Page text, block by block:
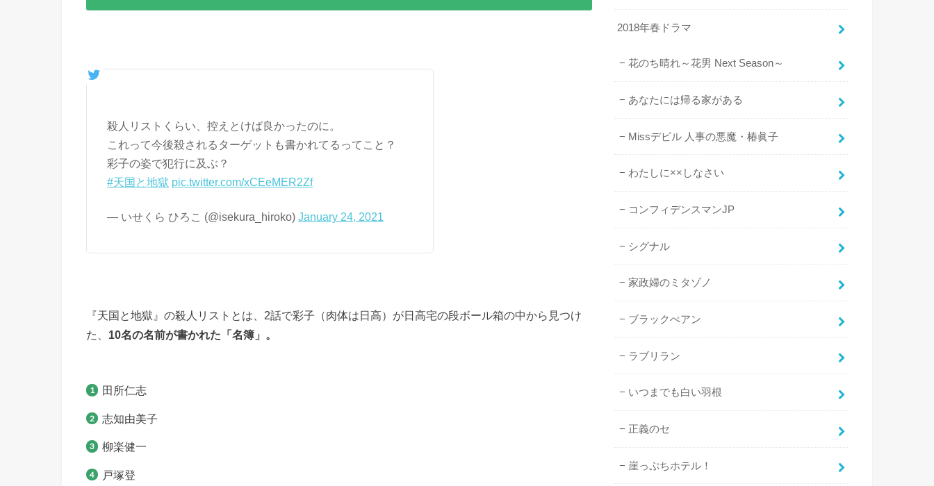
殺人リストくらい、控えとけば良かったのに。
これって今後殺されるターゲットも書かれてるってこと？
彩子の姿で犯行に及ぶ？
#天国と地獄 pic.twitter.com/xCEeMER2Zf
— いせくら ひろこ (@isekura_hiroko)January 24, 2021
『天国と地獄』の殺人リストとは、2話で彩子（肉体は日高）が日高宅の段ボール箱の中から見つけ
た、 10名の名前が書かれた「名簿」。
田所仁志
志知由美子
柳楽健一
戸塚登
2018年春ドラマ
花のち晴れ～花男 Next Season～
あなたには帰る家がある
Missデビル 人事の悪魔・椿眞子
わたしに××しなさい
コンフィデンスマンJP
シグナル
家政婦のミタゾノ
ブラックぺアン
ラブリラン
いつまでも白い羽根
正義のセ
崖っぷちホテル！